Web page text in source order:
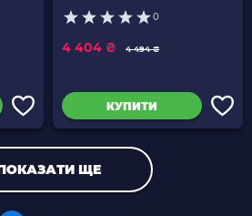
0
4 494 ₴
4 404 ₴
КУПИТИ
ЩЕ